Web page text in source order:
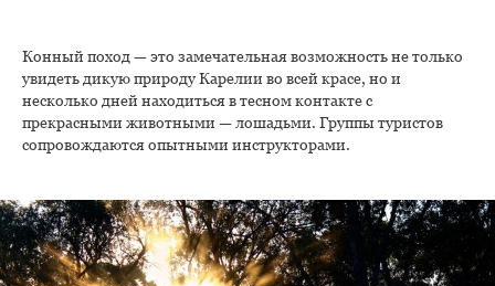
Конный поход — это замечательная возможность не только
увидеть дикую природу Карелии во всей красе, но и
несколько дней находиться в тесном контакте с
прекрасными животными — лошадьми. Группы туристов
сопровождаются опытными инструкторами.